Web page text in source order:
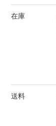
在庫
送料